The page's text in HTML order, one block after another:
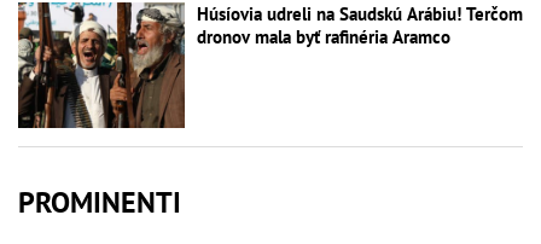
Húsíovia udreli na Saudskú Arábiu! Terčom
dronov mala byť rafinéria Aramco
PROMINENTI